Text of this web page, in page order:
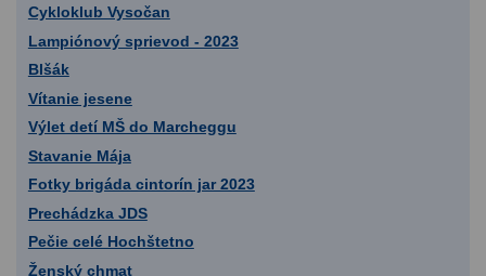
Cykloklub Vysočan
Lampiónový sprievod - 2023
Blšák
Vítanie jesene
Výlet detí MŠ do Marcheggu
Stavanie Mája
Fotky brigáda cintorín jar 2023
Prechádzka JDS
Pečie celé Hochštetno
Ženský chmat